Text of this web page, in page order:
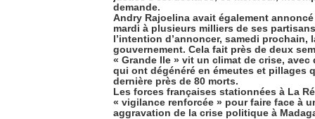
demande.
Andry Rajoelina avait également
mardi à plusieurs milliers de ses
l’intention d’annoncer, samedi
gouvernement. Cela fait près de deux
« Grande Ile » vit un climat de crise,
qui ont dégénéré en émeutes et pillages
dernière près de 80 morts.
Les forces françaises stationnées à La
« vigilance renforcée » pour faire face à
aggravation de la crise politique à